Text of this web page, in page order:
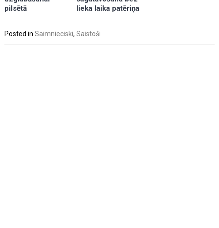
pilsētā
lieka laika patēriņa
Posted inSaimnieciski,Saistoši